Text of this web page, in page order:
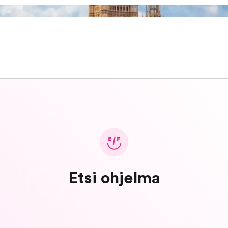
Etsi ohjelma